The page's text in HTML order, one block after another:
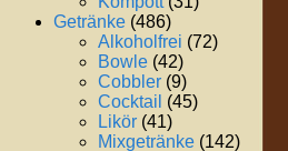
Getränke (486)
Alkoholfrei (72)
Bowle (42)
Cobbler (9)
Cocktail (45)
Likör (41)
Mixgetränke (142)